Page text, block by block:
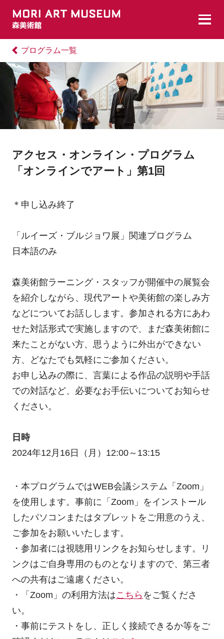
プログラム一覧
アクセス・オンライン・プログラム
「オンラインでアート」第1回
＊申し込み終了
「ルイーズ・ブルジョワ展」関連プログラム
日本語のみ
森美術館ラーニング・スタッフが開催中の展覧会
を紹介しながら、現代アートや美術館の楽しみ方
などについてお話しします。参加される方にあわ
せた対話形式で実施しますので、まだ森美術館に
来たことがない方、思うように外出ができない
方、どなたでも気軽にご参加ください。
お申し込みの際に、言葉による作品の説明や手話
での対話など、必要なお手伝いについてお知らせ
ください。
日時
2024年12月16日（月）12:00～13:15
・本プログラムではWEB会議システム「Zoom」
を使用します。事前に「Zoom」をインストール
したパソコンまたはタブレットをご用意のうえ、
ご参加をお願いいたします。
・参加者には視聴用リンクをお知らせします。リ
ンクはご自身専用のものとなりますので、第三者
への共有はご遠慮ください。
・「Zoom」の利用方法はこちら をご覧くださ
い。
・事前にテストをし、正しく接続できるか等をご